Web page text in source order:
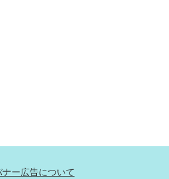
ナー広告について